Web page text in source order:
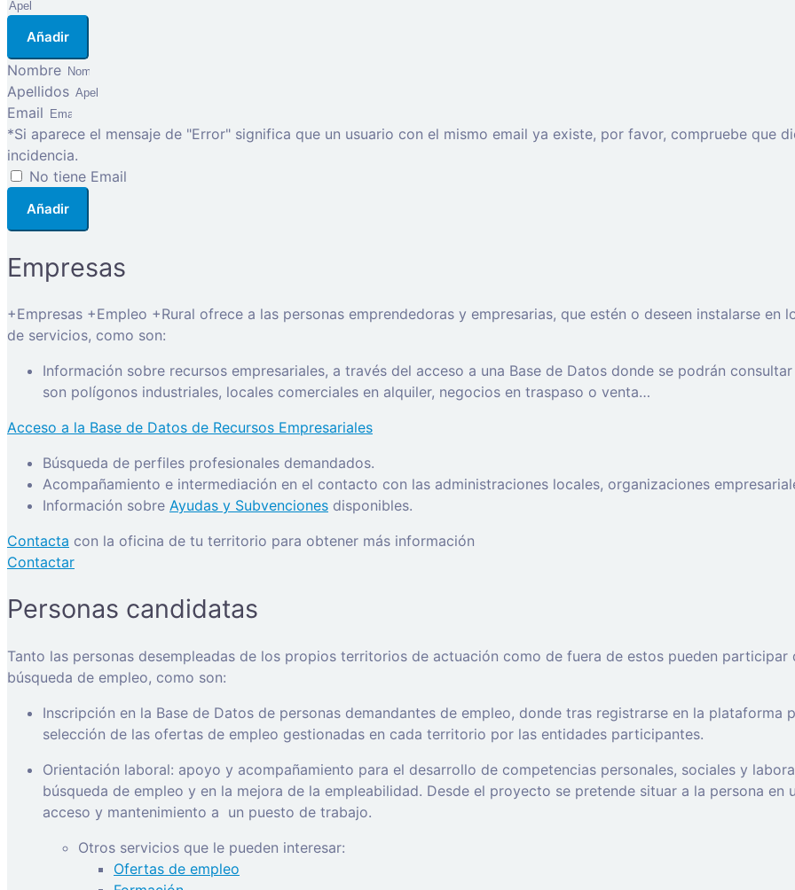
Añadir
Nombre
Apellidos
Email
*Si aparece el mensaje de "Error" significa que un usuario con el mismo email ya existe, por favor, compruebe que
incidencia.
No tiene Email
Añadir
Empresas
+Empresas +Empleo +Rural ofrece a las personas emprendedoras y empresarias, que estén o deseen instalarse
de servicios, como son:
Información sobre recursos empresariales, a través del acceso a una Base de Datos donde se podrán
son polígonos industriales, locales comerciales en alquiler, negocios en traspaso o venta…
Acceso a la Base de Datos de Recursos Empresariales
Búsqueda de perfiles profesionales demandados.
Acompañamiento e intermediación en el contacto con las administraciones locales, organizaciones
Información sobre Ayudas y Subvenciones disponibles.
Contacta con la oficina de tu territorio para obtener más información
Contactar
Personas candidatas
Tanto las personas desempleadas de los propios territorios de actuación como de fuera de estos pueden
búsqueda de empleo, como son:
Inscripción en la Base de Datos de personas demandantes de empleo, donde tras registrarse en la
selección de las ofertas de empleo gestionadas en cada territorio por las entidades participantes.
Orientación laboral: apoyo y acompañamiento para el desarrollo de competencias personales, sociales y
búsqueda de empleo y en la mejora de la empleabilidad. Desde el proyecto se pretende situar a la persona
acceso y mantenimiento a un puesto de trabajo.
Otros servicios que le pueden interesar:
Ofertas de empleo